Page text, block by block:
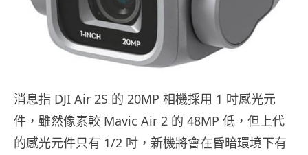
消息指 DJI Air 2S 的 20MP 相機採用 1 吋感光元
件，雖然像素較 Mavic Air 2 的 48MP 低，但上代
的感光元件只有 1/2 吋，新機將會在昏暗環境下有